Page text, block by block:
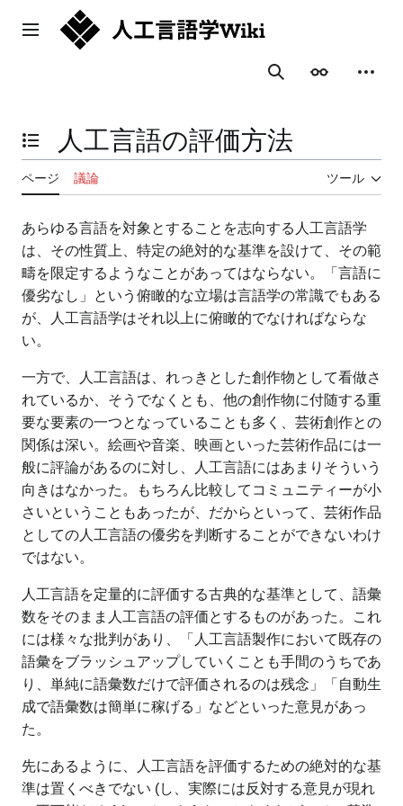
メインメニュー
検索 表示 個人
目次の表示・非表示を切り替え
人工言語の評価方法
ページ 議論 ツール
あらゆる言語を対象とすることを志向する人工言語学
は、その性質上、特定の絶対的な基準を設けて、その範
疇を限定するようなことがあってはならない。「言語に
優劣なし」という俯瞰的な立場は言語学の常識でもある
が、人工言語学はそれ以上に俯瞰的でなければならな
い。
一方で、人工言語は、れっきとした創作物として看做さ
れているか、そうでなくとも、他の創作物に付随する重
要な要素の一つとなっていることも多く、芸術創作との
関係は深い。絵画や音楽、映画といった芸術作品には一
般に評論があるのに対し、人工言語にはあまりそういう
向きはなかった。もちろん比較してコミュニティーが小
さいということもあったが、だからといって、芸術作品
としての人工言語の優劣を判断することができないわけ
ではない。
人工言語を定量的に評価する古典的な基準として、語彙
数をそのまま人工言語の評価とするものがあった。これ
には様々な批判があり、「人工言語製作において既存の
語彙をブラッシュアップしていくことも手間のうちであ
り、単純に語彙数だけで評価されるのは残念」「自動生
成で語彙数は簡単に稼げる」などといった意見があっ
た。
先にあるように、人工言語を評価するための絶対的な基
準は置くべきでない (し、実際には反対する意見が現れ